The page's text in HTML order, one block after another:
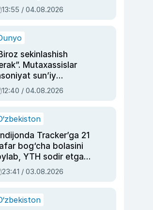
ustasi Rimma
13:55 / 04.08.2026
sekinlashish
Mutaxassislar
sun’iy
boshqara
qolishidan xavotir
12:40 / 04.08.2026
Tracker’ga 21
bog‘cha bolasini
YTH sodir etgan
sud hukmi o‘qildi
23:41 / 03.08.2026